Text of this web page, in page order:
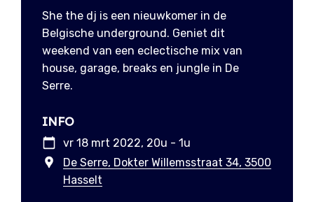
She the dj is een nieuwkomer in de
Belgische underground. Geniet dit
weekend van een eclectische mix van
house, garage, breaks en jungle in De
Serre.
INFO
vr 18 mrt 2022, 20u - 1u
De Serre, Dokter Willemsstraat 34, 3500
Hasselt